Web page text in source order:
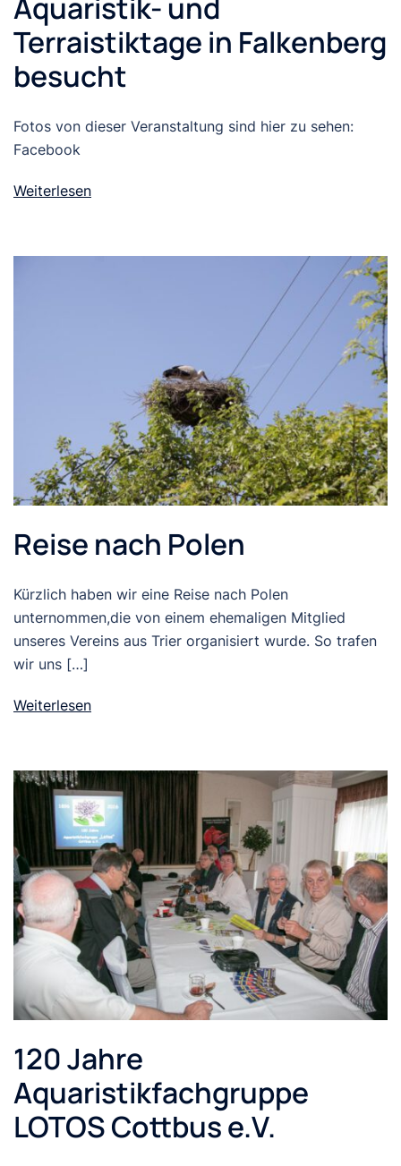
Aquaristik- und
Terraistiktage in Falkenberg
besucht
Fotos von dieser Veranstaltung sind hier zu sehen:
Facebook
Weiterlesen
Reise nach Polen
Kürzlich haben wir eine Reise nach Polen
unternommen,die von einem ehemaligen Mitglied
unseres Vereins aus Trier organisiert wurde. So trafen
wir uns […]
Weiterlesen
120 Jahre
Aquaristikfachgruppe
LOTOS Cottbus e.V.